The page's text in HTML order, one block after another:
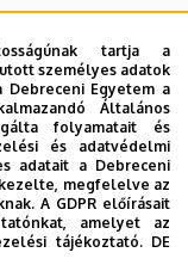
tartja a
személyes adatok
Egyetem a
Általános
folyamatait és
és adatvédelmi
adatait a Debreceni
megfelelve az
A GDPR előírásait
amelyet az
tájékoztató. DE